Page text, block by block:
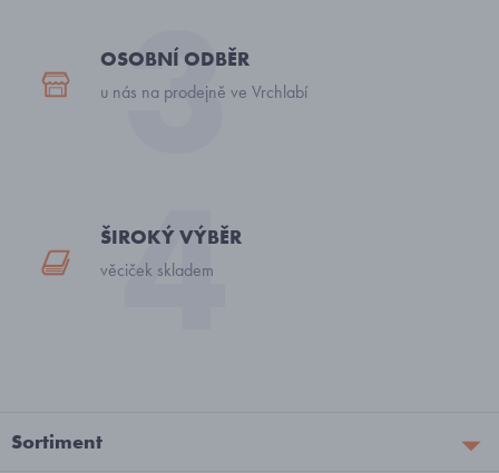
OSOBNÍ ODBĚR
u nás na prodejně ve Vrchlabí
ŠIROKÝ VÝBĚR
věciček skladem
Sortiment